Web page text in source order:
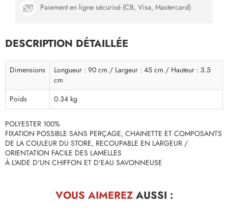
Paiement en ligne sécurisé (CB, Visa, Mastercard)
DESCRIPTION DÉTAILLÉE
Dimensions
Longueur : 90 cm / Largeur : 45 cm / Hauteur : 3.5
cm
Poids
0.34 kg
POLYESTER 100%
FIXATION POSSIBLE SANS PERÇAGE, CHAINETTE ET COMPOSANTS
DE LA COULEUR DU STORE, RECOUPABLE EN LARGEUR /
ORIENTATION FACILE DES LAMELLES
À L'AIDE D'UN CHIFFON ET D'EAU SAVONNEUSE
VOUS AIMEREZAUSSI :